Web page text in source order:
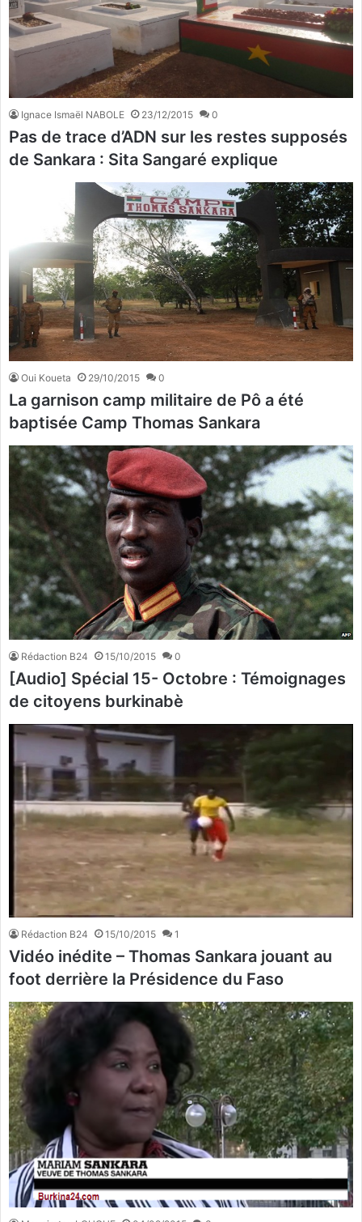
Ignace Ismaël NABOLE 23/12/2015 0
Pas de trace d’ADN sur les restes supposés
de Sankara : Sita Sangaré explique
Oui Koueta 29/10/2015 0
La garnison camp militaire de Pô a été
baptisée Camp Thomas Sankara
Rédaction B24 15/10/2015 0
[Audio] Spécial 15- Octobre : Témoignages
de citoyens burkinabè
Rédaction B24 15/10/2015 1
Vidéo inédite – Thomas Sankara jouant au
foot derrière la Présidence du Faso